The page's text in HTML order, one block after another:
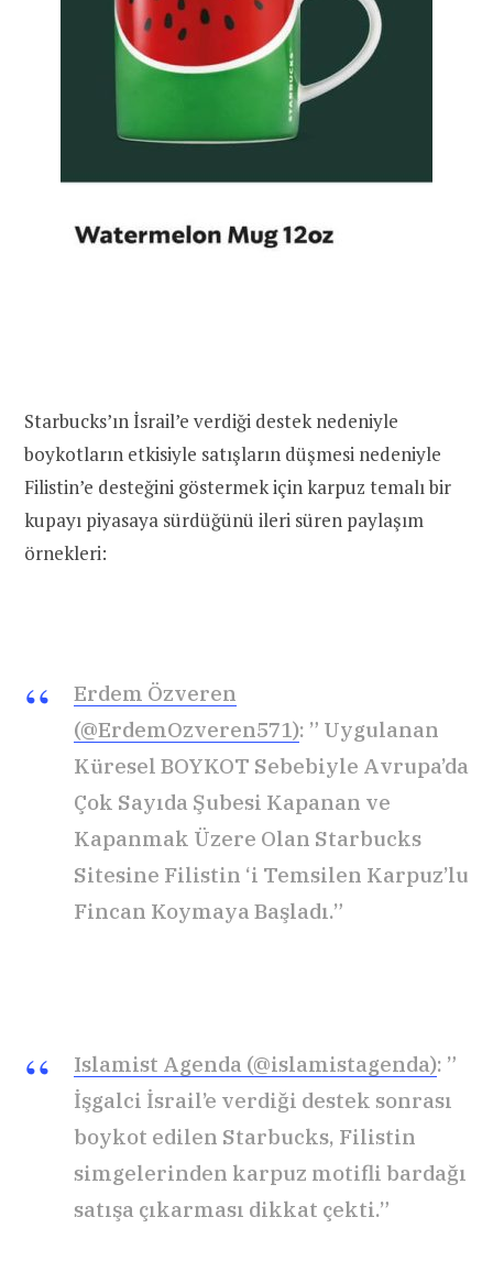
Starbucks’ın İsrail’e verdiği destek nedeniyle
boykotların etkisiyle satışların düşmesi nedeniyle
Filistin’e desteğini göstermek için karpuz temalı bir
kupayı piyasaya sürdüğünü ileri süren paylaşım
örnekleri:
Erdem Özveren
(@ErdemOzveren571): ” Uygulanan
Küresel BOYKOT Sebebiyle Avrupa’da
Çok Sayıda Şubesi Kapanan ve
Kapanmak Üzere Olan Starbucks
Sitesine Filistin ‘i Temsilen Karpuz’lu
Fincan Koymaya Başladı.”
Islamist Agenda (@islamistagenda): ”
İşgalci İsrail’e verdiği destek sonrası
boykot edilen Starbucks, Filistin
simgelerinden karpuz motifli bardağı
satışa çıkarması dikkat çekti.”